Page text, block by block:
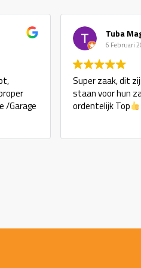
/Garage
Tuba
6 Februari
Super zaak, dit
staan voor hun
ordentelijk Top